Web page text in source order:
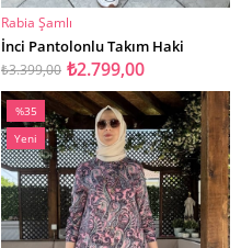
SEPETE EKLE
Rabia Şamlı
İnci Pantolonlu Takım Haki
₺2.799,00
₺3.399,00
%35
İndirim
%35İndirim
Yeni
Ürün